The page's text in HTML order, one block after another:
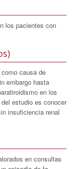
los pacientes con
causa de
embargo hasta
en los
estudio es conocer
insuficiencia renal
en consultas